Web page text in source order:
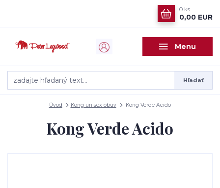
Menu
Hľadať
0 ks
0,00 EUR
Úvod Kong unisex obuv Kong Verde Acido
Kong Verde Acido